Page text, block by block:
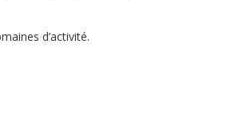
d’activité.